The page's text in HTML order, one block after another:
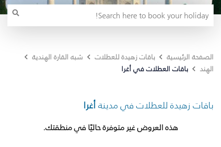
الصفحة الرئيسية باقات زهيدة للعطلات
شبه القارة الهندية
الهند
باقات العطلات في أغرا
باقات زهيدة للعطلات في مدينةأغرا
هذه العروض غير متوفرة حاليًا في منطقتك.